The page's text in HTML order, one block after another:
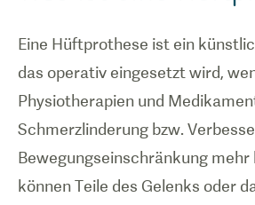
Eine Hüftprothese ist ein
das operativ eingesetzt wird,
Physiotherapien und
Schmerzlinderung bzw.
Bewegungseinschränkung mehr
können Teile des Gelenks oder